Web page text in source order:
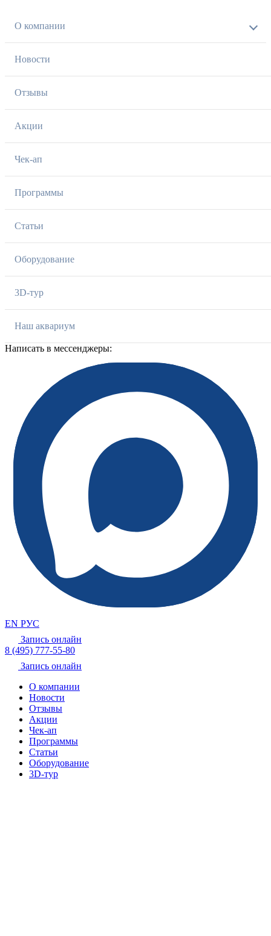
О компании
Новости
Отзывы
Акции
Чек-ап
Программы
Статьи
Оборудование
3D-тур
Наш аквариум
Написать в мессенджеры:
EN РУС
Запись онлайн
8 (495) 777-55-80
Запись онлайн
О компании
Новости
Отзывы
Акции
Чек-ап
Программы
Статьи
Оборудование
3D-тур